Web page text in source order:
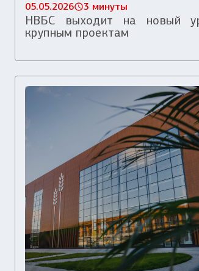
05.05.2026 3 минуты
НВБС выходит на новый
крупным проектам